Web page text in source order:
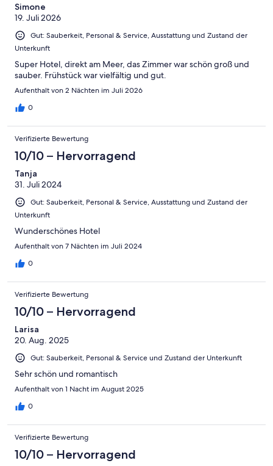
Schlecht
Ungenügend
Simone
19. Juli 2026
Gut: Sauberkeit, Personal & Service, Ausstattung und Zustand der
Unterkunft
Super Hotel, direkt am Meer, das Zimmer war schön groß und
sauber. Frühstück war vielfältig und gut.
Aufenthalt von 2 Nächten im Juli 2026
0
Verifizierte Bewertung
10/10 – Hervorragend
Tanja
31. Juli 2024
Gut: Sauberkeit, Personal & Service, Ausstattung und Zustand der
Unterkunft
Wunderschönes Hotel
Aufenthalt von 7 Nächten im Juli 2024
0
Verifizierte Bewertung
10/10 – Hervorragend
Larisa
20. Aug. 2025
Gut: Sauberkeit, Personal & Service und Zustand der Unterkunft
Sehr schön und romantisch
Aufenthalt von 1 Nacht im August 2025
0
Verifizierte Bewertung
10/10 – Hervorragend